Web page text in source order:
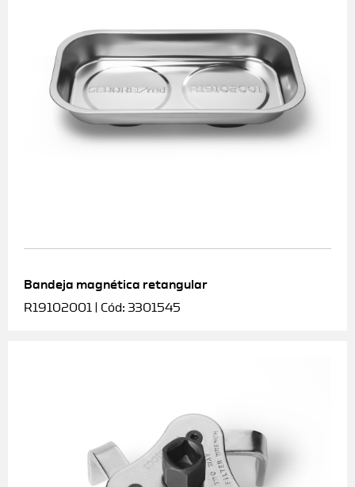
Bandeja magnética retangular
R19102001 | Cód: 3301545